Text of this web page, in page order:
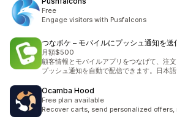
Free
Engage visitors with Pusfalcons
つなポケ – モバイルにプッシュ通知を送
月額$500
顧客情報とモバイルアプリをつなげて、注
プッシュ通知を自動で配信できます。日本語
Ocamba Hood
Free plan available
Recover carts, send personalized offers,